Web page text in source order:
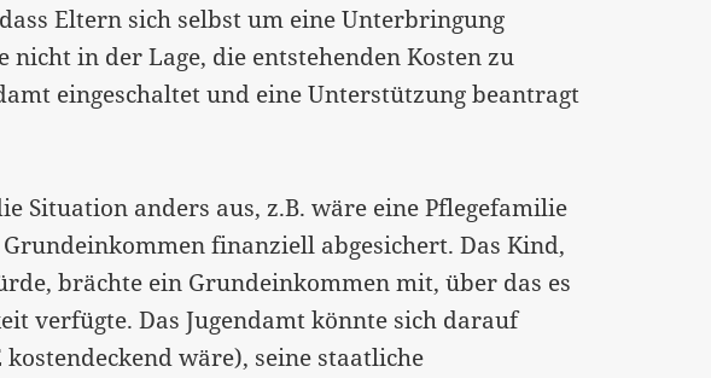
Eltern sich selbst um eine Unterbringung
in der Lage, die entstehenden Kosten zu
eingeschaltet und eine Unterstützung beantragt
Situation anders aus, z.B. wäre eine Pflegefamilie
finanziell abgesichert. Das Kind,
brächte ein Grundeinkommen mit, über das es
verfügte. Das Jugendamt könnte sich darauf
wäre), seine staatliche